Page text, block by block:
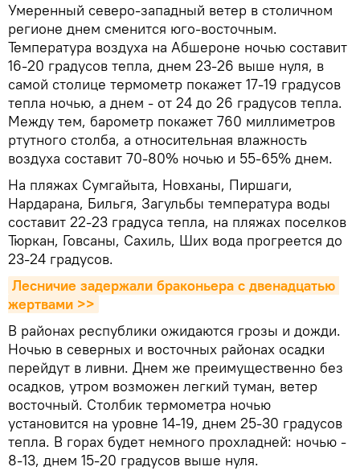
Умеренный северо-западный ветер в столичном
регионе днем сменится юго-восточным.
Температура воздуха на Абшероне ночью составит
16-20 градусов тепла, днем 23-26 выше нуля, в
самой столице термометр покажет 17-19 градусов
тепла ночью, а днем - от 24 до 26 градусов тепла.
Между тем, барометр покажет 760 миллиметров
ртутного столба, а относительная влажность
воздуха составит 70-80% ночью и 55-65% днем.
На пляжах Сумгайыта, Новханы, Пиршаги,
Нардарана, Бильгя, Загульбы температура воды
составит 22-23 градуса тепла, на пляжах поселков
Тюркан, Говсаны, Сахиль, Ших вода прогреется до
23-24 градусов.
Лесничие задержали браконьера с двенадцатью
жертвами >>
В районах республики ожидаются грозы и дожди.
Ночью в северных и восточных районах осадки
перейдут в ливни. Днем же преимущественно без
осадков, утром возможен легкий туман, ветер
восточный. Столбик термометра ночью
установится на уровне 14-19, днем 25-30 градусов
тепла. В горах будет немного прохладней: ночью -
8-13, днем 15-20 градусов выше нуля.